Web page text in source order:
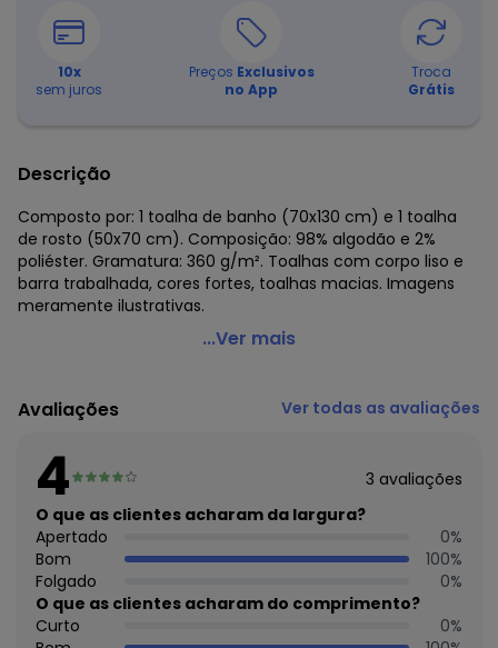
10x
sem juros
Preços Exclusivos
no App
Troca
Grátis
Descrição
Composto por: 1 toalha de banho (70x130 cm) e 1 toalha
de rosto (50x70 cm). Composição: 98% algodão e 2%
poliéster. Gramatura: 360 g/m². Toalhas com corpo liso e
barra trabalhada, cores fortes, toalhas macias. Imagens
meramente ilustrativas.
Lar e Lazer - Jogo de Toalhas Bordô 2 Peças
Composto por:
1 toalha de banho (70x130 cm)
Composição: 98% algodão e 2% poliéster.
Gramatura: 360 g/m².
Toalhas com corpo liso e barra trabalhada, cores fortes,
toalhas macias.
Imagens meramente ilustrativas.
...Ver mais
Avaliações Ver todas as avaliações
4 3 avaliações
O que as clientes acharam da largura?
Apertado
0%
Bom
100%
Folgado
0%
O que as clientes acharam do comprimento?
Curto
0%